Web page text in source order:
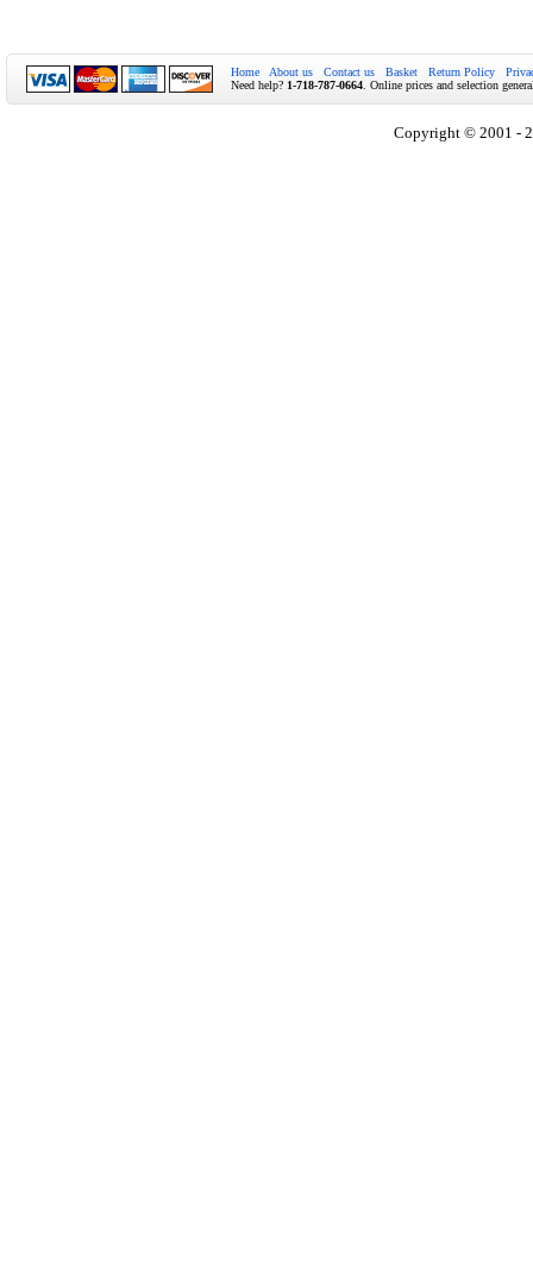
Home About us Contact us Basket Return Policy
Need help? 1-718-787-0664 . Online prices and selection
Copyright © 2001 -